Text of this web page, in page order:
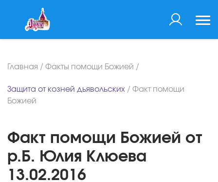
Главная / Факты помощи Божией /
Защита от козней дьявольских / Факт помощи
Божией
Факт помощи Божией от
р.Б. Юлия Клюева
13.02.2016